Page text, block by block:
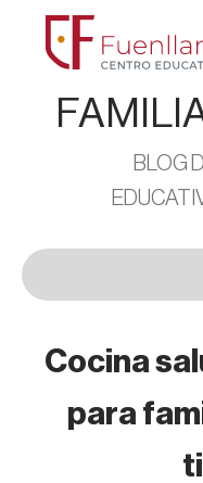
BLOG
Cocina
para